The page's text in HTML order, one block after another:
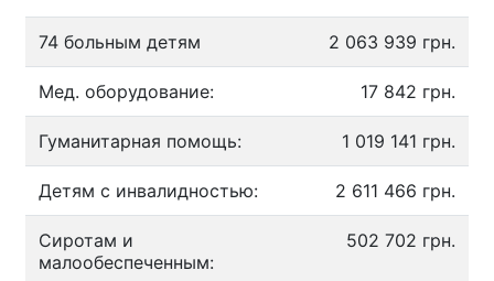
74 больным детям 2 063 939 грн.
Мед. оборудование: 17 842 грн.
Гуманитарная помощь: 1 019 141 грн.
Детям с инвалидностью: 2 611 466 грн.
Сиротам и
малообеспеченным:
502 702 грн.